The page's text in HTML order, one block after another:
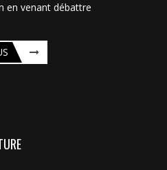
en venant débattre